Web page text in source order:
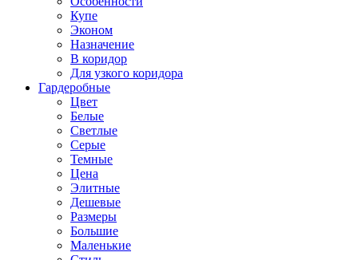
Купе
Эконом
Назначение
В коридор
Для узкого коридора
Гардеробные
Цвет
Белые
Светлые
Серые
Темные
Цена
Элитные
Дешевые
Размеры
Большие
Маленькие